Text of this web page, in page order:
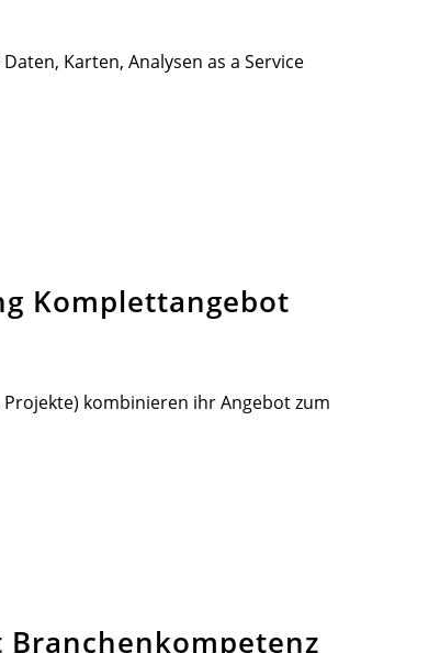
Karten, Analysen as a Service
Komplettangebot
Projekte) kombinieren ihr Angebot zum
Branchenkompetenz